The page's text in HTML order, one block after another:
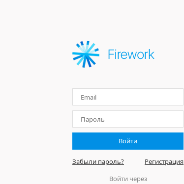
Войти
Забыли пароль?
Регистрация
Войти через